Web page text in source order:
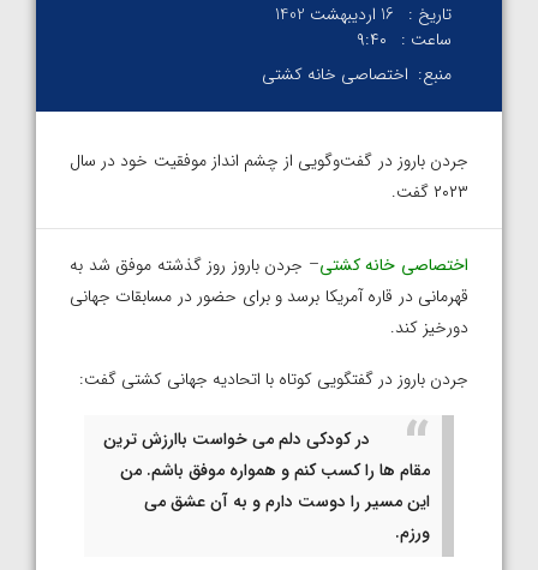
تاریخ :
16 اردیبهشت 1402
ساعت :
۹:۴۰
منبع: اختصاصی خانه کشتی
جردن باروز در گفت‌و‌گویی از چشم انداز موفقیت خود در سال
۲۰۲۳ گفت.
اختصاصی خانه کشتی– جردن باروز روز گذشته موفق شد به
قهرمانی در قاره آمریکا برسد و برای حضور در مسابقات جهانی
دورخیز کند.
جردن باروز در گفتگویی کوتاه با اتحادیه جهانی کشتی گفت:
در کودکی دلم می خواست باارزش ترین
مقام ها را کسب کنم و همواره موفق باشم. من
این مسیر را دوست دارم و به آن عشق می
ورزم.